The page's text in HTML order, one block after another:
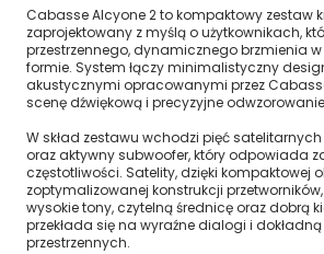
Cabasse Alcyone 2 to kompaktowy zestaw
zaprojektowany z myślą o użytkownikach,
przestrzennego, dynamicznego brzmienia
formie. System łączy minimalistyczny
akustycznymi opracowanymi przez
scenę dźwiękową i precyzyjne
W skład zestawu wchodzi pięć
oraz aktywny subwoofer, który odpowiada
częstotliwości. Satelity, dzięki kompaktowej
zoptymalizowanej konstrukcji
wysokie tony, czytelną średnicę oraz dobrą
przekłada się na wyraźne dialogi i
przestrzennych.